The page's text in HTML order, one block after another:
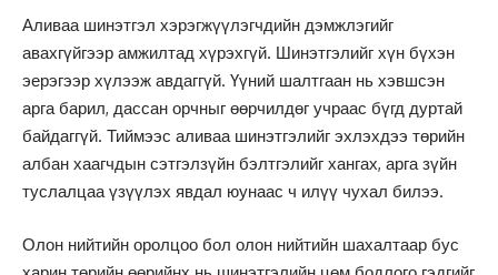
Аливаа шинэтгэл хэрэгжүүлэгчдийн дэмжлэгийг
авахгүйгээр амжилтад хүрэхгүй. Шинэтгэлийг хүн бүхэн
эерэгээр хүлээж авдаггүй. Үүний шалтгаан нь хэвшсэн
арга барил, дассан орчныг өөрчилдөг учраас бүгд дуртай
байдаггүй. Тиймээс аливаа шинэтгэлийг эхлэхдээ төрийн
албан хаагчдын сэтгэлзүйн бэлтгэлийг хангах, арга зүйн
туслалцаа үзүүлэх явдал юунаас ч илүү чухал билээ.
Олон нийтийн оролцоо бол олон нийтийн шахалтаар бус